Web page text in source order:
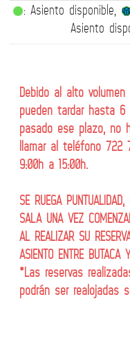
: Asiento disponible,
Asiento
Debido al alto
pueden tardar hasta
pasado ese plazo, no
llamar al teléfono
9:00h a 15:00h.
SE RUEGA
SALA UNA VEZ
AL REALIZAR SU
ASIENTO ENTRE BUTACA
*Las reservas
podrán ser realojadas